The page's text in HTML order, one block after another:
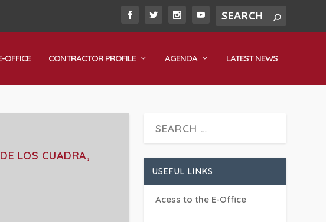
OFFICE CONTRACTOR PROFILE AGENDA LATEST NEWS
LOS CUADRA,
USEFUL LINKS
Acess to the E-Office